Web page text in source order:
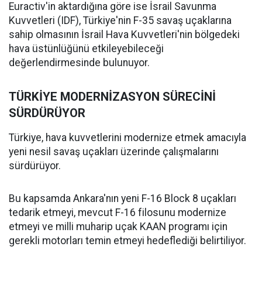
Euractiv'in aktardığına göre ise İsrail Savunma
Kuvvetleri (IDF), Türkiye'nin F-35 savaş uçaklarına
sahip olmasının İsrail Hava Kuvvetleri'nin bölgedeki
hava üstünlüğünü etkileyebileceği
değerlendirmesinde bulunuyor.
TÜRKİYE MODERNİZASYON SÜRECİNİ
SÜRDÜRÜYOR
Türkiye, hava kuvvetlerini modernize etmek amacıyla
yeni nesil savaş uçakları üzerinde çalışmalarını
sürdürüyor.
Bu kapsamda Ankara'nın yeni F-16 Block 8 uçakları
tedarik etmeyi, mevcut F-16 filosunu modernize
etmeyi ve milli muharip uçak KAAN programı için
gerekli motorları temin etmeyi hedeflediği belirtiliyor.